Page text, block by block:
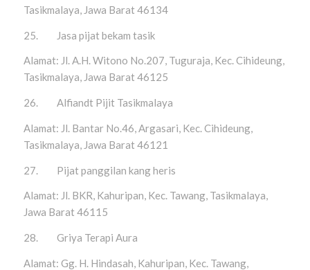
Tasikmalaya, Jawa Barat 46134
25. Jasa pijat bekam tasik
Alamat: Jl. A.H. Witono No.207, Tuguraja, Kec. Cihideung,
Tasikmalaya, Jawa Barat 46125
26. Alfiandt Pijit Tasikmalaya
Alamat: Jl. Bantar No.46, Argasari, Kec. Cihideung,
Tasikmalaya, Jawa Barat 46121
27. Pijat panggilan kang heris
Alamat: Jl. BKR, Kahuripan, Kec. Tawang, Tasikmalaya,
Jawa Barat 46115
28. Griya Terapi Aura
Alamat: Gg. H. Hindasah, Kahuripan, Kec. Tawang,